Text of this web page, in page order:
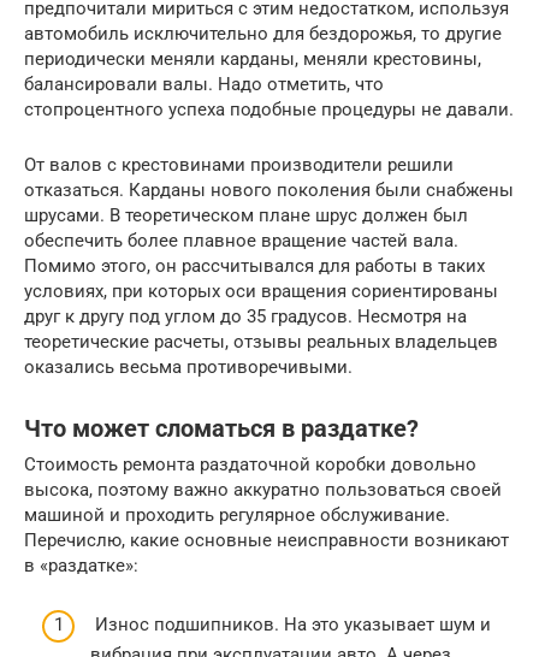
предпочитали мириться с этим недостатком, используя
автомобиль исключительно для бездорожья, то другие
периодически меняли карданы, меняли крестовины,
балансировали валы. Надо отметить, что
стопроцентного успеха подобные процедуры не давали.
От валов с крестовинами производители решили
отказаться. Карданы нового поколения были снабжены
шрусами. В теоретическом плане шрус должен был
обеспечить более плавное вращение частей вала.
Помимо этого, он рассчитывался для работы в таких
условиях, при которых оси вращения сориентированы
друг к другу под углом до 35 градусов. Несмотря на
теоретические расчеты, отзывы реальных владельцев
оказались весьма противоречивыми.
Что может сломаться в раздатке?
Стоимость ремонта раздаточной коробки довольно
высока, поэтому важно аккуратно пользоваться своей
машиной и проходить регулярное обслуживание.
Перечислю, какие основные неисправности возникают
в «раздатке»:
Износ подшипников. На это указывает шум и